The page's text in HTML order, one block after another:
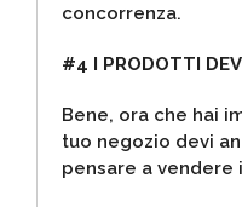
concorrenza.
#4 I PRODOTTI
Bene, ora che hai
tuo negozio devi
pensare a